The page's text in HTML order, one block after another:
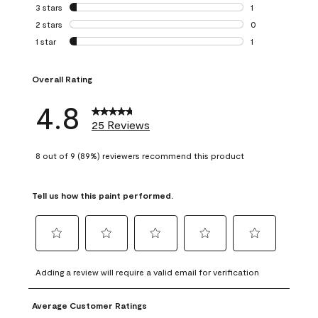
0 reviews with 4
3 stars stars
1
1 review with 3
2 stars stars
0
0 reviews with 2
1 star stars
1
Overall Rating
4.8 25 Reviews
8 out of 9 (89%) reviewers recommend this product
Tell us how this paint performed.
to
rate
the
item
to
rate
the
to
rate
the
item
to
rate
to
rate
Adding a review will require a valid email for verification
Average Customer Ratings